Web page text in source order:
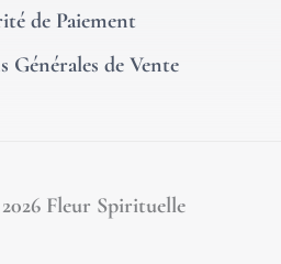
m
de Paiement
Générales de Vente
Fleur Spirituelle